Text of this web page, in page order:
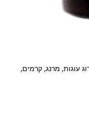
עוגות, מרנג, קרמים,